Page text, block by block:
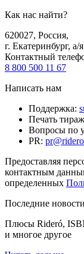
Как нас найти?
620027, Россия,
г. Екатеринбург, а/
Контактный
8 800 500 11 67
Написать нам
Поддержка:
Печать
Вопросы по
PR:
Предоставляя
контактным
определенных
Последние новости
Плюсы Rideró,
и многое другое